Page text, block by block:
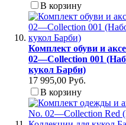
В корзину
Комплект обуви и
02—Collection 001
кукол Барби)
17 995,00 Руб.
В корзину